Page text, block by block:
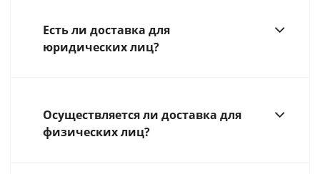
Есть ли доставка для
юридических лиц?
Осуществляется ли доставка для
физических лиц?